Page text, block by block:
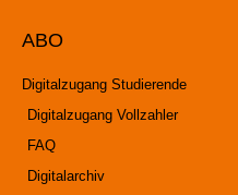
ABO
Digitalzugang Studierende
Digitalzugang Vollzahler
FAQ
Digitalarchiv